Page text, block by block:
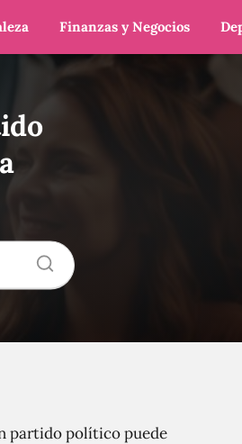
Finanzas y Negocios
partido político puede